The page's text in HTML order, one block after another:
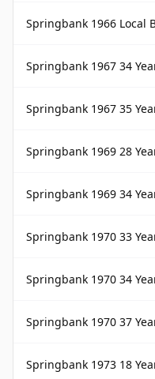
Springbank 1966 Local
Springbank 1967 34
Springbank 1967 35
Springbank 1969 28
Springbank 1969 34
Springbank 1970 33
Springbank 1970 34 Year
Springbank 1970 37 Year Old Sherry
Springbank 1973 18 Year